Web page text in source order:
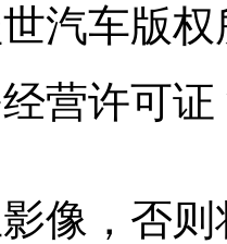
世汽车版
营许可证
像，否